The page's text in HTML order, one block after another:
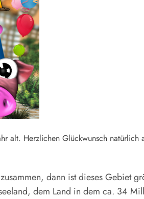
alt. Herzlichen Glückwunsch natürlich
dann ist dieses Gebiet
dem Land in dem ca. 34